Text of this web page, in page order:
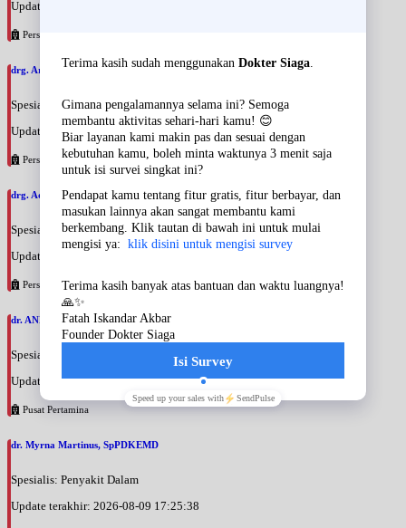
Update terakhir: 2026-08-09 18:38:18
Persahabatan
drg. Arfan Badeges, SpBM
Spesialis: Gigi & Mulut
Update terakhir: 2026-08-09 18:35:24
Persahabatan
drg. Addys Rino Hariar, SpBM
Spesialis: Gigi & Mulut
Update terakhir: 2026-08-09 18:30:30
Persahabatan
dr. ANNA ARIANE, SpPDKR
Spesialis: Penyakit Dalam
Update terakhir: 2026-08-09 17:28:07
Pusat Pertamina
dr. Myrna Martinus, SpPDKEMD
Spesialis: Penyakit Dalam
Update terakhir: 2026-08-09 17:25:38